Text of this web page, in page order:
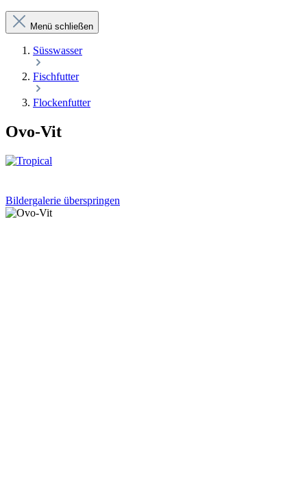
Menü schließen
Süsswasser
Fischfutter
Flockenfutter
Ovo-Vit
Bildergalerie überspringen